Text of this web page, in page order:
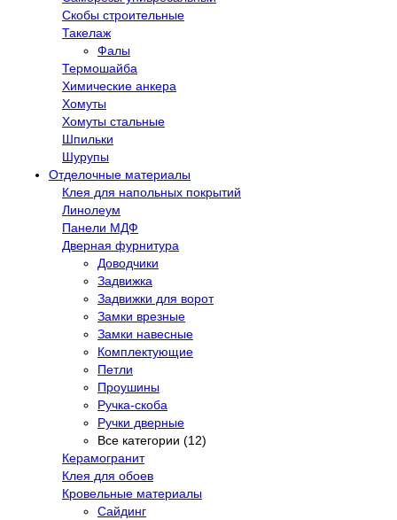
Скобы строительные
Такелаж
Фалы
Термошайба
Химические анкера
Хомуты
Хомуты стальные
Шпильки
Шурупы
Отделочные материалы
Клея для напольных покрытий
Линолеум
Панели МДФ
Дверная фурнитура
Доводчики
Задвижка
Задвижки для ворот
Замки врезные
Замки навесные
Комплектующие
Петли
Проушины
Ручка-скоба
Ручки дверные
Все категории (12)
Керамогранит
Клея для обоев
Кровельные материалы
Сайдинг